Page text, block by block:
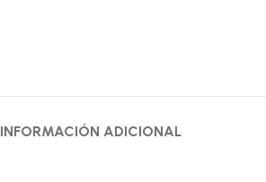
INFORMACIÓN ADICIONAL